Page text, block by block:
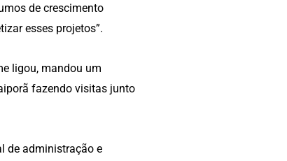
de crescimento
esses projetos”.
ligou, mandou um
fazendo visitas junto
de administração e